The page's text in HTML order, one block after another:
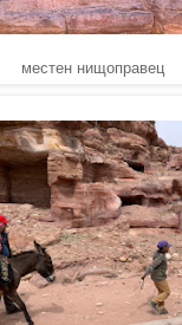
местен нищоправец